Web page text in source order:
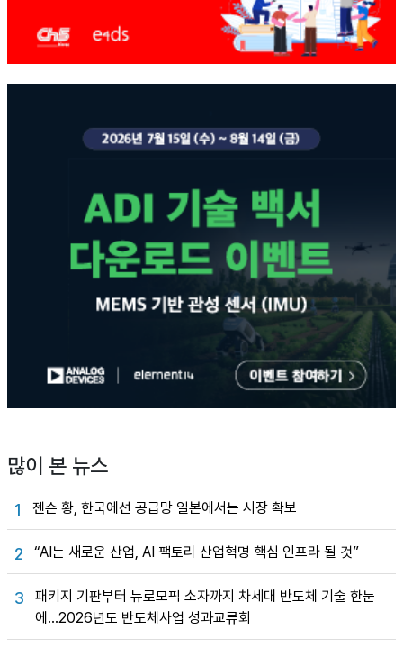
많이 본 뉴스
1 젠슨 황, 한국에선 공급망 일본에서는 시장 확보
2 “AI는 새로운 산업, AI 팩토리 산업혁명 핵심 인프라 될 것”
3
패키지 기판부터 뉴로모픽 소자까지 차세대 반도체 기술 한눈
에…2026년도 반도체사업 성과교류회